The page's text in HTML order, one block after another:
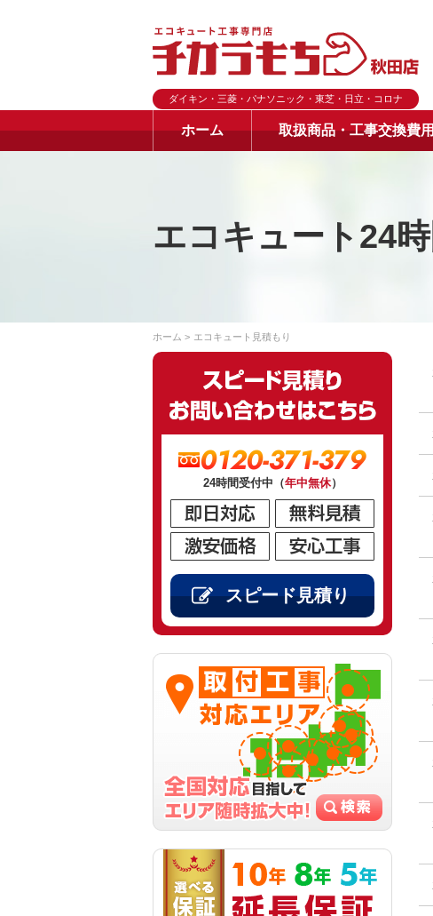
ダイキン・三菱・パナソニック・東芝・日立・コロナ
ホーム 取扱商品・工事交換費
エコキュート24
ホーム エコキュート見積もり
0120-371-379
24時間受付中（年中無休）
スピード見積り